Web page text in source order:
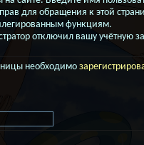
для обращения к этой
функциям.
отключил вашу учётную
необходимо